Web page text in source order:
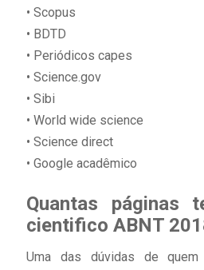
• Scopus
• BDTD
• Periódicos capes
• Science.gov
• Sibi
• World wide science
• Science direct
• Google acadêmico
Quantas páginas
cientifico ABNT
Uma das dúvidas de